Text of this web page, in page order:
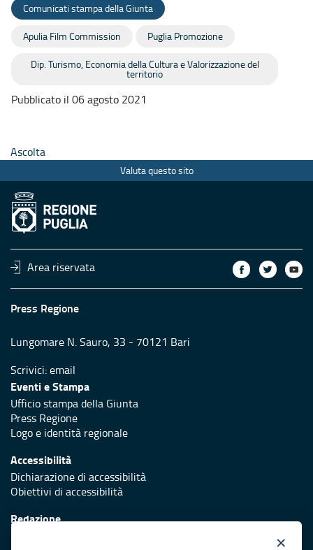
Comunicati stampa della Giunta
Apulia Film Commission Puglia Promozione
Dip. Turismo, Economia della Cultura e Valorizzazione del
territorio
Pubblicato il 06 agosto 2021
Ascolta
Valuta questo sito
Area riservata
Press Regione
Lungomare N. Sauro, 33 - 70121 Bari
Scrivici:email
Eventi e Stampa
Ufficio stampa della Giunta
Press Regione
Logo e identità regionale
Accessibilità
Dichiarazione di accessibilità
Obiettivi di accessibilità
Redazione
×